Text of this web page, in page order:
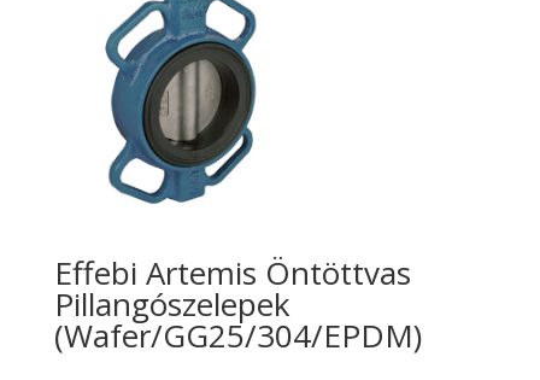
Effebi Artemis Öntöttvas
Pillangószelepek
(Wafer/GG25/304/EPDM)